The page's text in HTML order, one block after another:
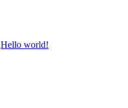
Hello world!